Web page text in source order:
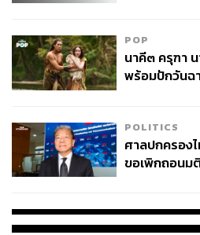
POP
นาคี๓ ครุฑา
พร้อมปักวันฉ
POLITICS
ศาลปกครอง
ขอเพิกถอนม